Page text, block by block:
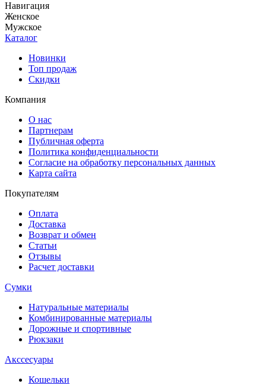
Навигация
Женское
Мужское
Каталог
Новинки
Топ продаж
Скидки
Компания
О нас
Партнерам
Публичная оферта
Политика конфиденциальности
Согласие на обработку персональных данных
Карта сайта
Покупателям
Оплата
Доставка
Возврат и обмен
Статьи
Отзывы
Расчет доставки
Сумки
Натуральные материалы
Комбинированные материалы
Дорожные и спортивные
Рюкзаки
Акссесуары
Кошельки